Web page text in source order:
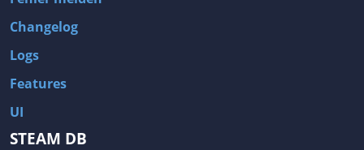
Changelog
Logs
Features
UI
STEAM DB